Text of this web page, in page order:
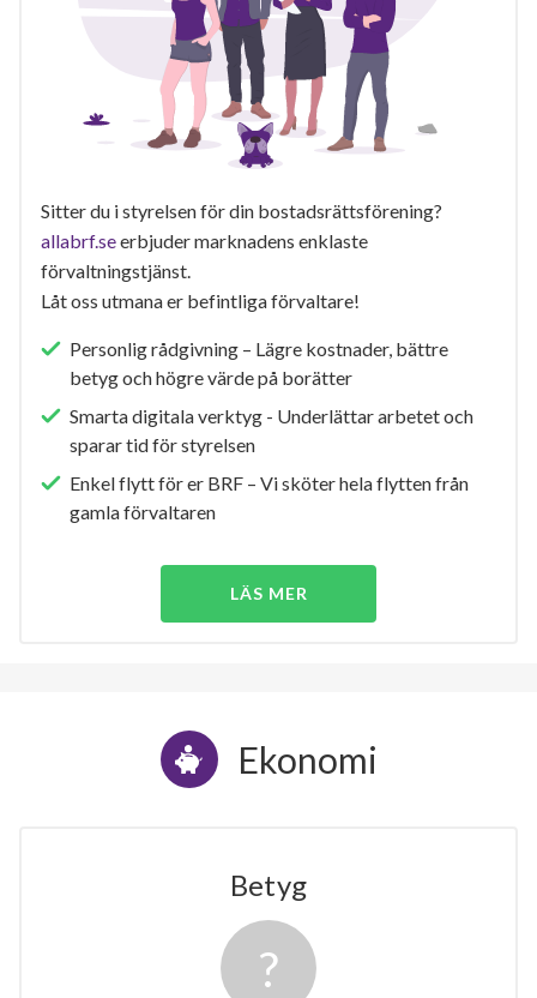
Sitter du i styrelsen för din bostadsrättsförening?
allabrf.seerbjuder marknadens enklaste
förvaltningstjänst.
Låt oss utmana er befintliga förvaltare!
Personlig rådgivning – Lägre kostnader, bättre
betyg och högre värde på borätter
Smarta digitala verktyg - Underlättar arbetet och
sparar tid för styrelsen
Enkel flytt för er BRF – Vi sköter hela flytten från
gamla förvaltaren
LÄS MER
Ekonomi
Betyg